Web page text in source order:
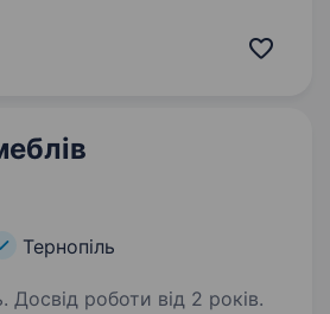
evomebli.com.ua?
Тернопіль
Досвід роботи від 2 років.